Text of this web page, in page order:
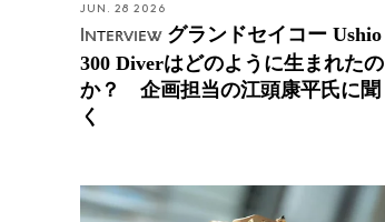
JUN. 28 2026
Interviewグランドセイコー Ushio
300 Diverはどのように生まれたの
か？ 企画担当の江頭康平氏に聞
く